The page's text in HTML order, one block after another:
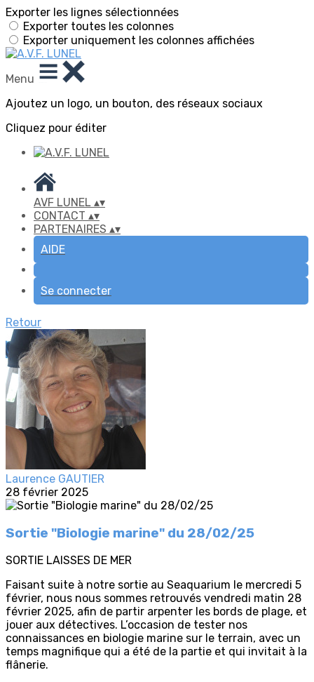
Exporter les lignes sélectionnées
Exporter toutes les colonnes
Exporter uniquement les colonnes affichées
Menu
Ajoutez un logo, un bouton, des réseaux sociaux
Cliquez pour éditer
AVF LUNEL ▴▾
CONTACT ▴▾
PARTENAIRES ▴▾
AIDE
Se connecter
Retour
Laurence GAUTIER
28 février 2025
Sortie "Biologie marine" du 28/02/25
SORTIE LAISSES DE MER
Faisant suite à notre sortie au Seaquarium le mercredi 5
février, nous nous sommes retrouvés vendredi matin 28
février 2025, afin de partir arpenter les bords de plage, et
jouer aux détectives. L’occasion de tester nos
connaissances en biologie marine sur le terrain, avec un
temps magnifique qui a été de la partie et qui invitait à la
flânerie.